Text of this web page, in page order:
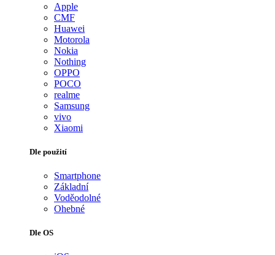
Apple
CMF
Huawei
Motorola
Nokia
Nothing
OPPO
POCO
realme
Samsung
vivo
Xiaomi
Dle použití
Smartphone
Základní
Voděodolné
Ohebné
Dle OS